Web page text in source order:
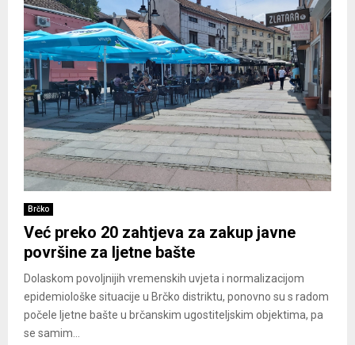
Brčko
Već preko 20 zahtjeva za zakup javne
površine za ljetne bašte
Dolaskom povoljnijih vremenskih uvjeta i normalizacijom
epidemiološke situacije u Brčko distriktu, ponovno su s radom
počele ljetne bašte u brčanskim ugostiteljskim objektima, pa
se samim...